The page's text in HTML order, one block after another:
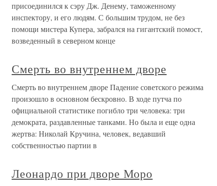
присоединился к сэру Дж. Денему, таможенному
инспектору, и его людям. С большим трудом, не без
помощи мистера Купера, забрался на гигантский помост,
возведенный в северном конце
Смерть во внутреннем дворе
Смерть во внутреннем дворе Падение советского режима
произошло в основном бескровно. В ходе путча по
официальной статистике погибло три человека: три
демократа, раздавленные танками. Но была и еще одна
жертва: Николай Кручина, человек, ведавший
собственностью партии в
Леонардо при дворе Моро